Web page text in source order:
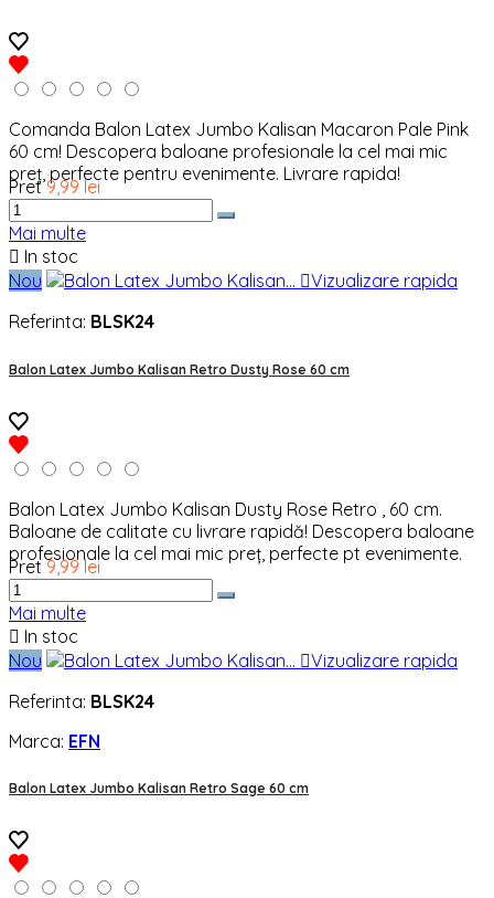
Comanda Balon Latex Jumbo Kalisan Macaron Pale Pink
60 cm! Descopera baloane profesionale la cel mai mic
preț, perfecte pentru evenimente. Livrare rapida!
Pret 9,99 lei
Mai multe
 In stoc
Nou
Vizualizare rapida
Referinta: BLSK24
Balon Latex Jumbo Kalisan Retro Dusty Rose 60 cm
Balon Latex Jumbo Kalisan Dusty Rose Retro , 60 cm.
Baloane de calitate cu livrare rapidă! Descopera baloane
profesionale la cel mai mic preț, perfecte pt evenimente.
Pret 9,99 lei
Mai multe
 In stoc
Nou
Vizualizare rapida
Referinta: BLSK24
Marca: EFN
Balon Latex Jumbo Kalisan Retro Sage 60 cm